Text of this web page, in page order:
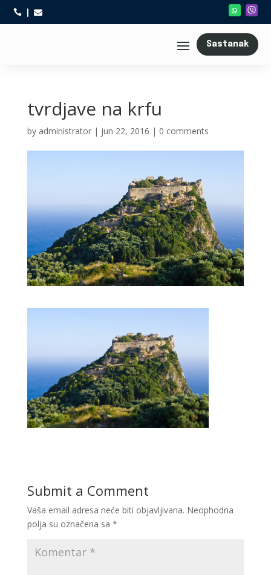
 
Sastanak
tvrdjave na krfu
by administrator| jun 22, 2016 | 0 comments
Submit a Comment
Vaša email adresa neće biti objavljivana. Neophodna
polja su označena sa *